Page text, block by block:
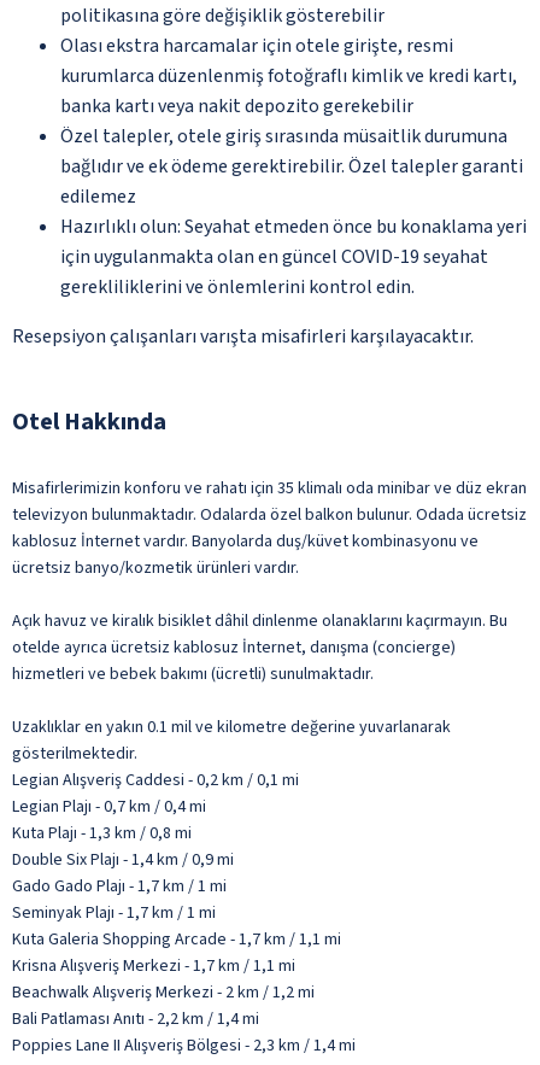
politikasına göre değişiklik gösterebilir
Olası ekstra harcamalar için otele girişte, resmi
kurumlarca düzenlenmiş fotoğraflı kimlik ve kredi kartı,
banka kartı veya nakit depozito gerekebilir
Özel talepler, otele giriş sırasında müsaitlik durumuna
bağlıdır ve ek ödeme gerektirebilir. Özel talepler garanti
edilemez
Hazırlıklı olun: Seyahat etmeden önce bu konaklama yeri
için uygulanmakta olan en güncel COVID-19 seyahat
gerekliliklerini ve önlemlerini kontrol edin.
Resepsiyon çalışanları varışta misafirleri karşılayacaktır.
Otel Hakkında
Misafirlerimizin konforu ve rahatı için 35 klimalı oda minibar ve düz ekran
televizyon bulunmaktadır. Odalarda özel balkon bulunur. Odada ücretsiz
kablosuz İnternet vardır. Banyolarda duş/küvet kombinasyonu ve
ücretsiz banyo/kozmetik ürünleri vardır.
Açık havuz ve kiralık bisiklet dâhil dinlenme olanaklarını kaçırmayın. Bu
otelde ayrıca ücretsiz kablosuz İnternet, danışma (concierge)
hizmetleri ve bebek bakımı (ücretli) sunulmaktadır.
Uzaklıklar en yakın 0.1 mil ve kilometre değerine yuvarlanarak
gösterilmektedir.
Legian Alışveriş Caddesi - 0,2 km / 0,1 mi
Legian Plajı - 0,7 km / 0,4 mi
Kuta Plajı - 1,3 km / 0,8 mi
Double Six Plajı - 1,4 km / 0,9 mi
Gado Gado Plajı - 1,7 km / 1 mi
Seminyak Plajı - 1,7 km / 1 mi
Kuta Galeria Shopping Arcade - 1,7 km / 1,1 mi
Krisna Alışveriş Merkezi - 1,7 km / 1,1 mi
Beachwalk Alışveriş Merkezi - 2 km / 1,2 mi
Bali Patlaması Anıtı - 2,2 km / 1,4 mi
Poppies Lane II Alışveriş Bölgesi - 2,3 km / 1,4 mi